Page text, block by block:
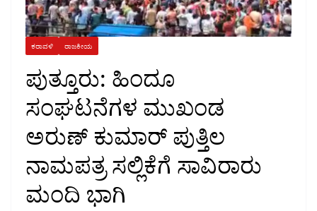
ಕರಾವಳಿ ರಾಜಕೀಯ
ಪುತ್ತೂರು: ಹಿಂದೂ
ಸಂಘಟನೆಗಳ ಮುಖಂಡ
ಅರುಣ್ ಕುಮಾರ್ ಪುತ್ತಿಲ
ನಾಮಪತ್ರ ಸಲ್ಲಿಕೆಗೆ ಸಾವಿರಾರು
ಮಂದಿ ಭಾಗಿ